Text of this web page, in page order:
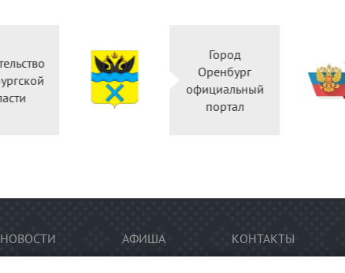
Правительство
Оренбургской
области
Оренбург
официальный
НОВОСТИ АФИША КОНТАКТЫ